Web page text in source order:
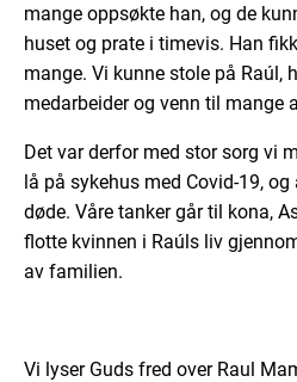
mange oppsøkte han, og de
huset og prate i timevis. Han
mange. Vi kunne stole på Raúl,
medarbeider og venn til mange
Det var derfor med stor sorg vi
lå på sykehus med Covid-19,
døde. Våre tanker går til kona,
flotte kvinnen i Raúls liv
av familien.
Vi lyser Guds fred over Raul